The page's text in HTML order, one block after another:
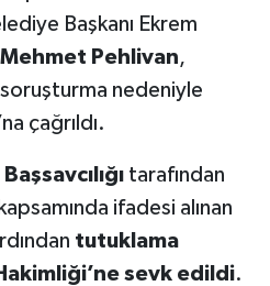
Başkanı Ekrem
Mehmet Pehlivan,
nedeniyle
çağrıldı.
tarafından
ifadesi alınan
tutuklama
sevk edildi.